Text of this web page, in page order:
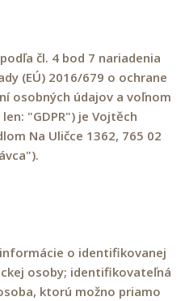
čl. 4 bod 7 nariadenia
(EÚ) 2016/679 o ochrane
osobných údajov a voľnom
"GDPR") je Vojtěch
Na Uličce 1362, 765 02
o identifikovanej
osoby; identifikovateľná
ktorú možno priamo